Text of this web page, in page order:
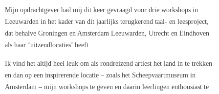
Mijn opdrachtgever had mij dit keer gevraagd voor drie workshops in
Leeuwarden in het kader van dit jaarlijks terugkerend taal- en leesproject,
dat behalve Groningen en Amsterdam Leeuwarden, Utrecht en Eindhoven
als haar ‘uitzendlocaties’ heeft.
Ik vind het altijd heel leuk om als rondreizend artiest het land in te trekken
en dan op een inspirerende locatie – zoals het Scheepvaartmuseum in
Amsterdam – mijn workshops te geven en daarin leerlingen enthousiast te